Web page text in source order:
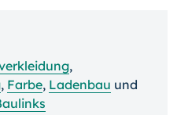
,
, Farbe, Ladenbau und